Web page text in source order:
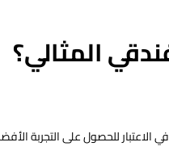
المثالي؟
للحصول على التجربة